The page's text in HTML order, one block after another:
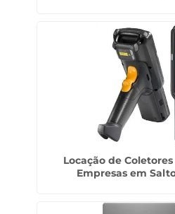
Locação de
Empresas em